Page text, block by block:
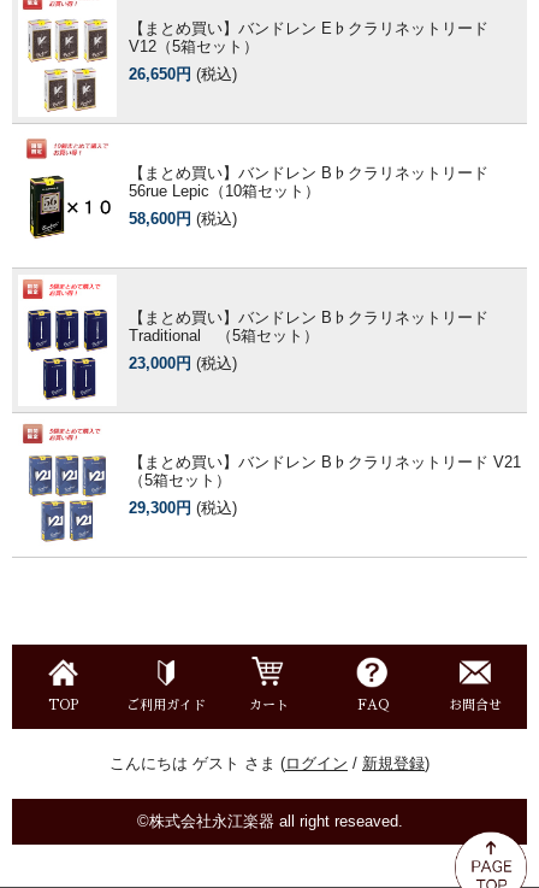
【まとめ買い】バンドレン E♭クラリネットリード
V12（5箱セット）
26,650円 (税込)
【まとめ買い】バンドレン B♭クラリネットリード
56rue Lepic（10箱セット）
58,600円 (税込)
【まとめ買い】バンドレン B♭クラリネットリード
Traditional （5箱セット）
23,000円 (税込)
【まとめ買い】バンドレン B♭クラリネットリード V21
（5箱セット）
29,300円 (税込)
TOP ご利用ガイド カート FAQ お問合せ
こんにちは ゲスト さま (ログイン / 新規登録)
©株式会社永江楽器 all right reseaved.